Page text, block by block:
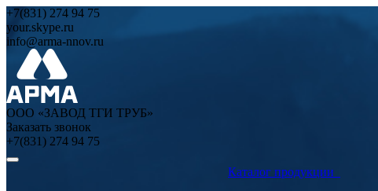
+7(831) 274 94 75
your.skype.ru
info@arma-nnov.ru
ООО «ЗАВОД ТГИ ТРУБ»
Заказать звонок
+7(831) 274 94 75
Каталог продукции